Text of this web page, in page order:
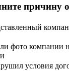
причину
фото компании
условия